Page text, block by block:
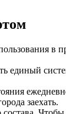
в
единый
заехать.